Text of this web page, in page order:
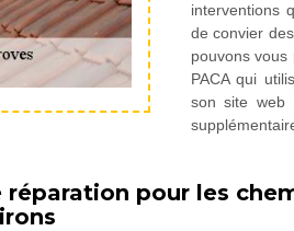
interventions
de convier
pouvons
PACA qui
son site web
réparation pour les